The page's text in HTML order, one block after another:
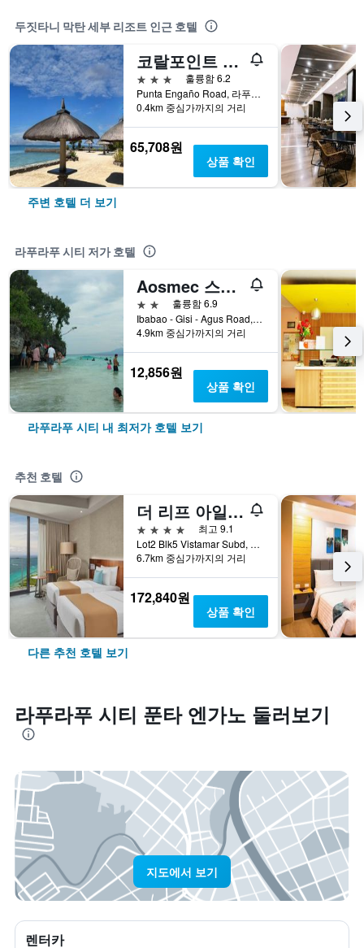
두짓타니 막탄 세부 리조트 인근 호텔
코랄포인트 가든스
3성급
훌륭함 6.2
Punta Engaño Road, 라푸라푸 시티, 필리핀
0.4km 중심가까지의 거리
65,708원
상품 확인
주변 호텔 더 보기
라푸라푸 시티 저가 호텔
Aosmec 스퀘어 호텔
2성급
훌륭함 6.9
Ibabao - Gisi - Agus Road, 라푸라푸 시티, 필리핀
4.9km 중심가까지의 거리
12,856원
상품 확인
라푸라푸 시티 내 최저가 호텔 보기
추천 호텔
더 리프 아일랜드 리조트 막탄, 세부
4성급
최고 9.1
Lot2 Blk5 Vistamar Subd, Dapdap, Mactan Lapu-Lapu City, Cebu, 라푸라푸 시티, 필리핀
6.7km 중심가까지의 거리
172,840원
상품 확인
다른 추천 호텔 보기
라푸라푸 시티 푼타 엔가노 둘러보기
지도에서 보기
렌터카